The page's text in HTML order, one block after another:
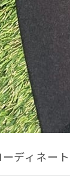
ディネート